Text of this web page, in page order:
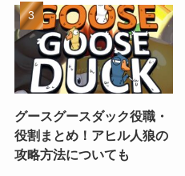
グースグースダック役職・
役割まとめ！アヒル人狼の
攻略方法についても